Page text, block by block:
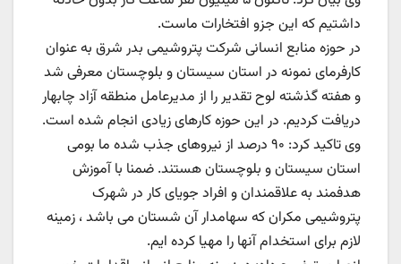
داشتیم که این جزو افتخارات ماست.
در حوزه منابع انسانی شرکت پتروشیمی بدر شرق به عنوان
کارفرمای نمونه در استان سیستان و بلوچستان معرفی شد
و هفته گذشته لوح تقدیر را از مدیرعامل منطقه آزاد چابهار
دریافت کردیم. در این حوزه کارهای زیادی انجام شده است.
وی تاکید کرد: ۹۰ درصد از نیروهای جذب شده ما بومی
استان سیستان و بلوچستان هستند. ضمنا با آموزش
هدفمند به علاقمندان و افراد جویای کار در شهرک
پتروشیمی مکران که سهامدار آن شستان می باشد ، زمینه
لازم برای استخدام آنها را مهیا کرده ایم.